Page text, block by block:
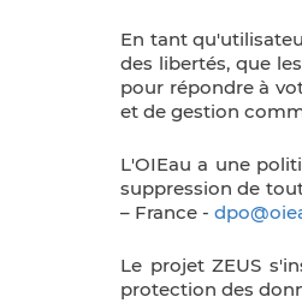
En tant
des libertés, que
pour répondre à
et de gestion
L'OIEau a une
suppression de
– France -
Le projet ZEUS
protection des